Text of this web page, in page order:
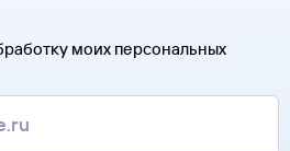
моих персональных